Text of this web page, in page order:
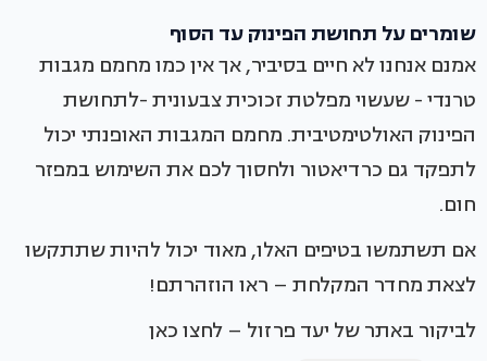
שומרים על תחושת הפינוק עד הסוף
אמנם אנחנו לא חיים בסיביר, אך אין כמו מחמם מגבות
טרנדי - שעשוי מפלטת זכוכית צבעונית -לתחושת
הפינוק האולטימטיבית. מחמם המגבות האופנתי יכול
לתפקד גם כרדיאטור ולחסוך לכם את השימוש במפזר
חום.
אם תשתמשו בטיפים האלו, מאוד יכול להיות שתתקשו
לצאת מחדר המקלחת – ראו הוזהרתם!
לביקור באתר של יעד פרזול – לחצו כאן